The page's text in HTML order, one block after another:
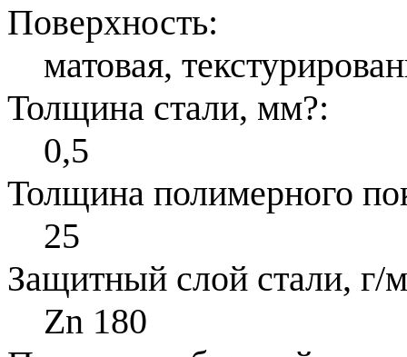
Поверхность:
матовая,
Толщина стали, мм?:
0,5
Толщина полимерного
25
Защитный слой стали, г/
Zn 180